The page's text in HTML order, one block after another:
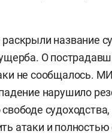
название
О
не сообщалось.
нарушило
судоходства,
атаки и